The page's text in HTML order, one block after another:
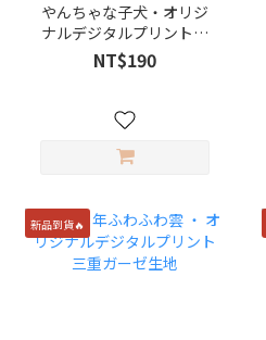
やんちゃな子犬・オリジ
ナルデジタルプリントコ
ットン生地
NT$190
新品到貨🔥